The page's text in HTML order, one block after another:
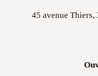
45 avenue Thiers,